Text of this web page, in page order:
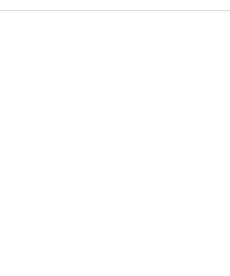
Ein modernes Hotelzimmer